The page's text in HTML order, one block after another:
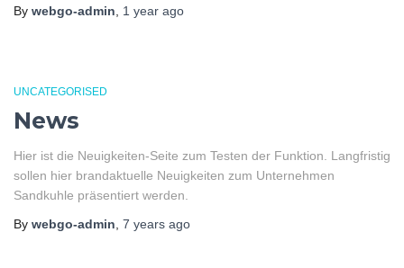
By webgo-admin 1 year ago
UNCATEGORISED
News
Hier ist die Neuigkeiten-Seite zum Testen der Funktion. Langfristig
sollen hier brandaktuelle Neuigkeiten zum Unternehmen
Sandkuhle präsentiert werden.
By webgo-admin 7 years ago